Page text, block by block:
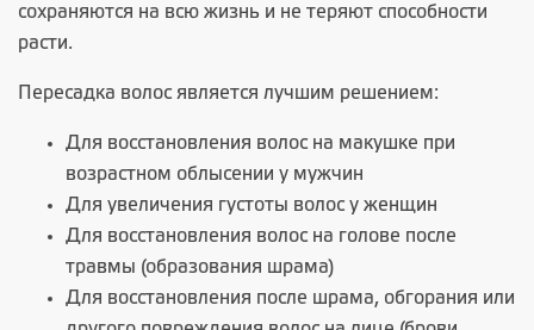
сохраняются на всю жизнь и не теряют способности
расти.
Пересадка волос является лучшим решением:
Для восстановления волос на макушке при
возрастном облысении у мужчин
Для увеличения густоты волос у женщин
Для восстановления волос на голове после
травмы (образования шрама)
Для восстановления после шрама, обгорания или